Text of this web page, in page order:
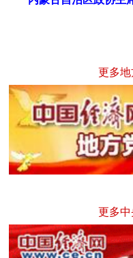
更多
更多